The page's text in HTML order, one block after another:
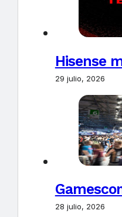
Hisense
29 julio, 2026
28 julio, 2026